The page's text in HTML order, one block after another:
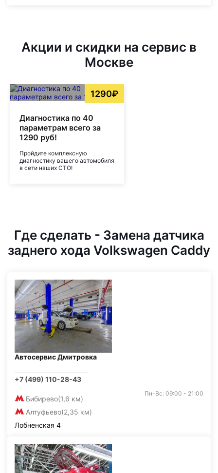
Акции и скидки на сервис в
Москве
1290₽
Диагностика по 40
параметрам всего за
1290 руб!
Пройдите комплексную
диагностику вашего автомобиля
в сети наших СТО!
Где сделать - Замена датчика
заднего хода Volkswagen Caddy
Автосервис Дмитровка
+7 (499) 110-28-43
Бибирево(1,6 км)
Алтуфьево(2,35 км)
Пн-Вс: 09:00 - 21:00
Лобненская 4